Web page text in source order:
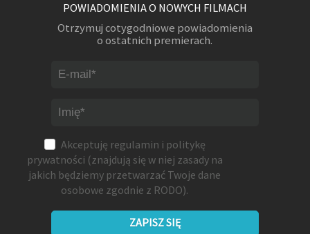
POWIADOMIENIA O NOWYCH FILMACH
Otrzymuj cotygodniowe powiadomienia
o ostatnich premierach.
Akceptuję regulamin i politykę
prywatności (znajdują się w niej zasady na
jakich będziemy przetwarzać Twoje dane
osobowe zgodnie z RODO).
ZAPISZ SIĘ